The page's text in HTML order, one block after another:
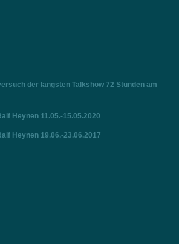
der längsten Talkshow 72 Stunden am
Heynen 11.05.-15.05.2020
Heynen 19.06.-23.06.2017